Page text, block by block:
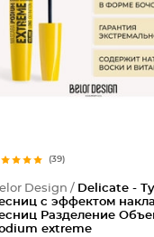
(39)
Design / Delicate -
с эффектом
Разделение
extreme